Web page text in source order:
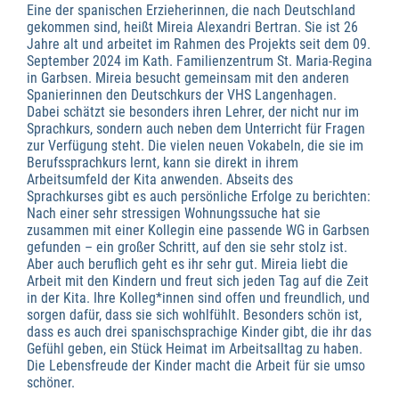
Eine der spanischen Erzieherinnen, die nach Deutschland
gekommen sind, heißt Mireia Alexandri Bertran. Sie ist 26
Jahre alt und arbeitet im Rahmen des Projekts seit dem 09.
September 2024 im Kath. Familienzentrum St. Maria-Regina
in Garbsen. Mireia besucht gemeinsam mit den anderen
Spanierinnen den Deutschkurs der VHS Langenhagen.
Dabei schätzt sie besonders ihren Lehrer, der nicht nur im
Sprachkurs, sondern auch neben dem Unterricht für Fragen
zur Verfügung steht. Die vielen neuen Vokabeln, die sie im
Berufssprachkurs lernt, kann sie direkt in ihrem
Arbeitsumfeld der Kita anwenden. Abseits des
Sprachkurses gibt es auch persönliche Erfolge zu berichten:
Nach einer sehr stressigen Wohnungssuche hat sie
zusammen mit einer Kollegin eine passende WG in Garbsen
gefunden – ein großer Schritt, auf den sie sehr stolz ist.
Aber auch beruflich geht es ihr sehr gut. Mireia liebt die
Arbeit mit den Kindern und freut sich jeden Tag auf die Zeit
in der Kita. Ihre Kolleg*innen sind offen und freundlich, und
sorgen dafür, dass sie sich wohlfühlt. Besonders schön ist,
dass es auch drei spanischsprachige Kinder gibt, die ihr das
Gefühl geben, ein Stück Heimat im Arbeitsalltag zu haben.
Die Lebensfreude der Kinder macht die Arbeit für sie umso
schöner.